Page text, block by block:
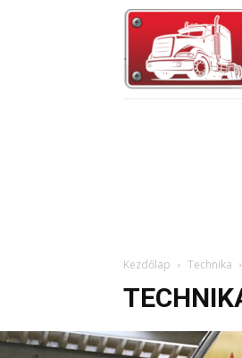
Kezdőlap Technika